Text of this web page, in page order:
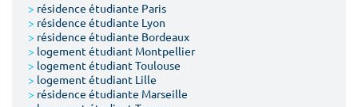
> résidence étudiante Paris
> résidence étudiante Lyon
> résidence étudiante Bordeaux
> logement étudiant Montpellier
> logement étudiant Toulouse
> logement étudiant Lille
> résidence étudiante Marseille